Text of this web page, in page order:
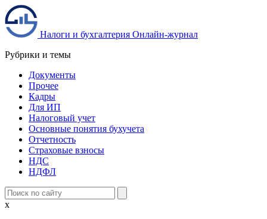
Налоги и бухгалтерия Онлайн-журнал
Рубрики и темы
Документы
Прочее
Кадры
Для ИП
Налоговый учет
Основные понятия бухучета
Отчетность
Страховые взносы
НДС
НДФЛ
x